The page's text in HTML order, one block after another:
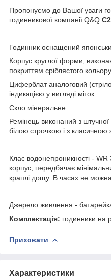
Пропонуємо до Вашої уваги
годинникової компанії Q&Q
Годинник оснащений
Корпус круглої форми,
покриттям сріблястого кольору.
Циферблат аналоговий
індикацією у вигляді міток.
Скло мінеральне.
Ремінець виконаний з
білою строчкою і з класичною
Клас водонепроникності -
корпус, передбачає
краплі дощу. В часах не можна
Джерело живлення -
Комплектація: годинники на
Приховати
Характеристики